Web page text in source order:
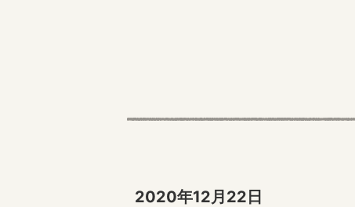
2020年12月22日